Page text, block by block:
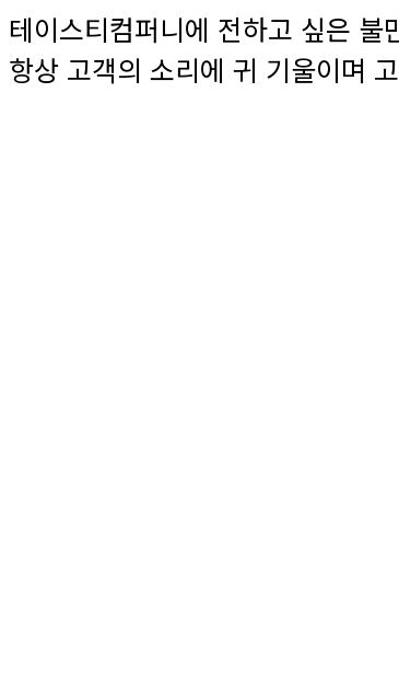
테이스티컴퍼니에 전하고 싶은 불
항상 고객의 소리에 귀 기울이며